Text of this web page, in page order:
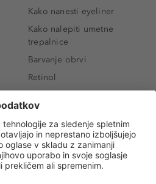
Kako nanesti eyeliner
Kako nalepiti umetne
trepalnice
Barvanje obrvi
Retinol
Niacinamid
Rozacea
Salicilna kislina